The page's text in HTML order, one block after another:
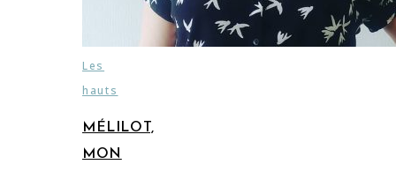
Les
hauts
MÉLILOT,
MON